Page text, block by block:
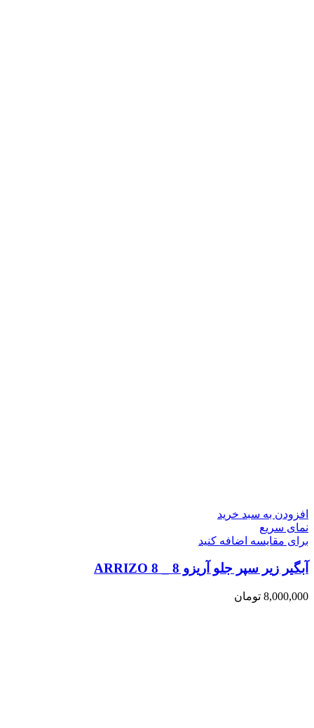
افزودن به سبد خرید
نمای سریع
برای مقایسه اضافه کنید
آبگیر زیر سپر جلو آریزو 8 _ ARRIZO 8
8,000,000 تومان